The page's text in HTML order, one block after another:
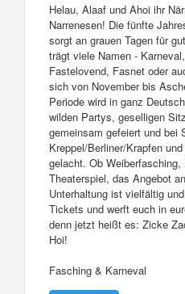
Helau, Alaaf und Ahoi ihr
Narrenesen! Die fünfte
sorgt an grauen Tagen für
trägt viele Namen -
Fastelovend, Fasnet oder
sich von November bis
Periode wird in ganz
wilden Partys, geselligen
gemeinsam gefeiert und bei
Kreppel/Berliner/Krapfen
gelacht. Ob
Theaterspiel, das Angebot
Unterhaltung ist vielfältig
Tickets und werft euch in
denn jetzt heißt es: Zicke
Hoi!
Fasching & Karneval